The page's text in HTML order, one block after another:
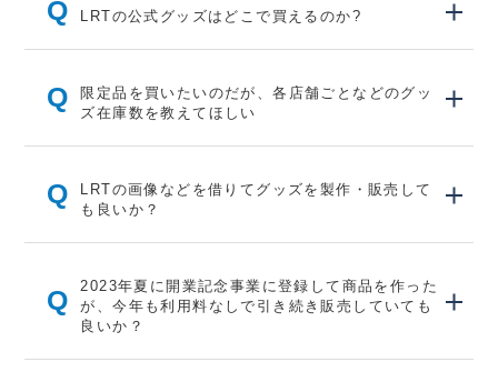
Q LRTの公式グッズはどこで買えるのか?
Q
限定品を買いたいのだが、各店舗ごとなどのグッ
ズ在庫数を教えてほしい
Q
LRTの画像などを借りてグッズを製作・販売して
も良いか？
Q
2023年夏に開業記念事業に登録して商品を作った
が、今年も利用料なしで引き続き販売していても
良いか？